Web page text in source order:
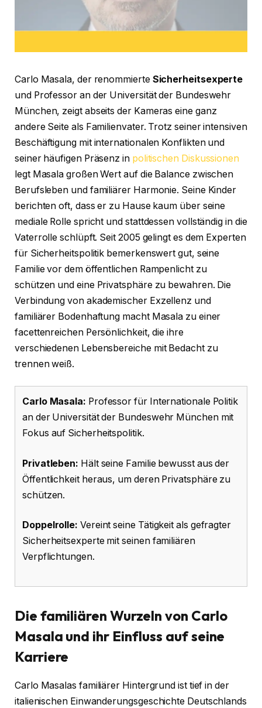
Carlo Masala, der renommierte Sicherheitsexperte
und Professor an der Universität der Bundeswehr
München, zeigt abseits der Kameras eine ganz
andere Seite als Familienvater. Trotz seiner intensiven
Beschäftigung mit internationalen Konflikten und
seiner häufigen Präsenz in politischen Diskussionen
legt Masala großen Wert auf die Balance zwischen
Berufsleben und familiärer Harmonie. Seine Kinder
berichten oft, dass er zu Hause kaum über seine
mediale Rolle spricht und stattdessen vollständig in die
Vaterrolle schlüpft. Seit 2005 gelingt es dem Experten
für Sicherheitspolitik bemerkenswert gut, seine
Familie vor dem öffentlichen Rampenlicht zu
schützen und eine Privatsphäre zu bewahren. Die
Verbindung von akademischer Exzellenz und
familiärer Bodenhaftung macht Masala zu einer
facettenreichen Persönlichkeit, die ihre
verschiedenen Lebensbereiche mit Bedacht zu
trennen weiß.
Carlo Masala: Professor für Internationale Politik
an der Universität der Bundeswehr München mit
Fokus auf Sicherheitspolitik.
Privatleben: Hält seine Familie bewusst aus der
Öffentlichkeit heraus, um deren Privatsphäre zu
schützen.
Doppelrolle: Vereint seine Tätigkeit als gefragter
Sicherheitsexperte mit seinen familiären
Verpflichtungen.
Die familiären Wurzeln von Carlo
Masala und ihr Einfluss auf seine
Karriere
Carlo Masalas familiärer Hintergrund ist tief in der
italienischen Einwanderungsgeschichte Deutschlands